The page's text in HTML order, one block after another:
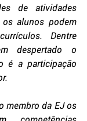
de atividades
os alunos podem
Dentre
despertado o
é a participação
membro da EJ os